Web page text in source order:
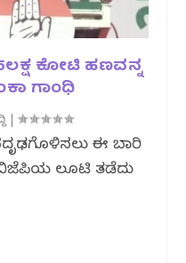
ಕೋಟಿ ಹಣವನ್ನ
ಗಾಂಧಿ
|
ಈ ಬಾರಿ
ಲೂಟಿ ತಡೆದು